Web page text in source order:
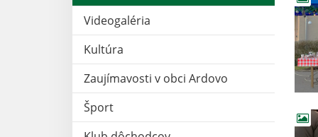
Videogaléria
Kultúra
Zaujímavosti v obci Ardovo
Šport